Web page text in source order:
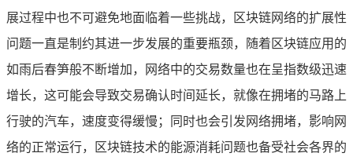
展过程中也不可避免地面临着一些挑战，区块链网络的扩展性
问题一直是制约其进一步发展的重要瓶颈，随着区块链应用的
如雨后春笋般不断增加，网络中的交易数量也在呈指数级迅速
增长，这可能会导致交易确认时间延长，就像在拥堵的马路上
行驶的汽车，速度变得缓慢；同时也会引发网络拥堵，影响网
络的正常运行，区块链技术的能源消耗问题也备受社会各界的